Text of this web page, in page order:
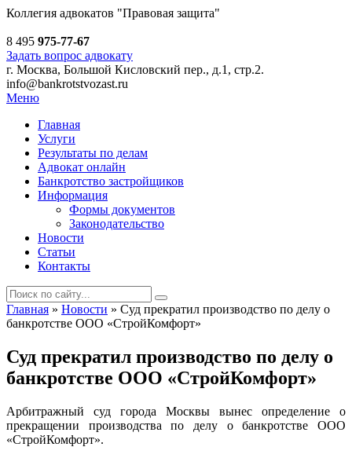
Коллегия адвокатов "Правовая защита"
8 495 975-77-67
Задать вопрос адвокату
г. Москва, Большой Кисловский пер., д.1, стр.2.
info@bankrotstvozast.ru
Меню
Главная
Услуги
Результаты по делам
Адвокат онлайн
Банкротство застройщиков
Информация
Формы документов
Законодательство
Новости
Статьи
Контакты
Главная » Новости » Суд прекратил производство по делу о
банкротстве ООО «СтройКомфорт»
Суд прекратил производство по делу о
банкротстве ООО «СтройКомфорт»
Арбитражный суд города Москвы вынес определение о
прекращении производства по делу о банкротстве ООО
«СтройКомфорт».